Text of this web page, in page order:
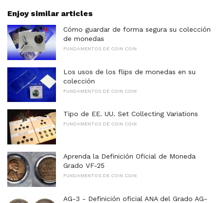
Enjoy similar articles
Cómo guardar de forma segura su colección
de monedas
FUNDAMENTOS DE COIN COIN
Los usos de los flips de monedas en su
colección
FUNDAMENTOS DE COIN COIN
Tipo de EE. UU. Set Collecting Variations
FUNDAMENTOS DE COIN COIN
Aprenda la Definición Oficial de Moneda
Grado VF-25
FUNDAMENTOS DE COIN COIN
AG-3 - Definición oficial ANA del Grado AG-